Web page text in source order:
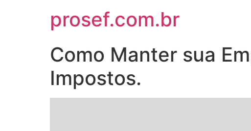
prosef.com.br
Como Manter sua
Impostos.